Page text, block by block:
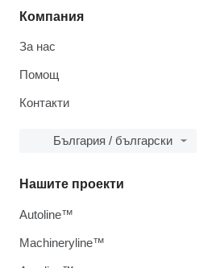
Компания
За нас
Помощ
Контакти
България / български
Нашите проекти
Autoline™
Machineryline™